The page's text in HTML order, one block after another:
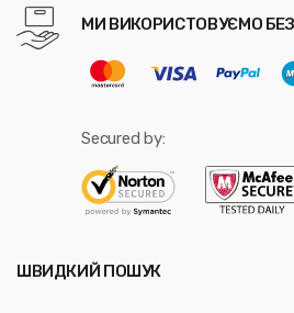
МИ ВИКОРИСТОВУЄМО
Secured by:
ШВИДКИЙ ПОШУК